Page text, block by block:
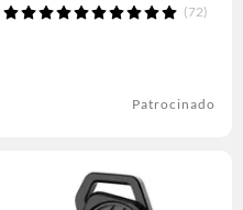
(72)
Patrocinado